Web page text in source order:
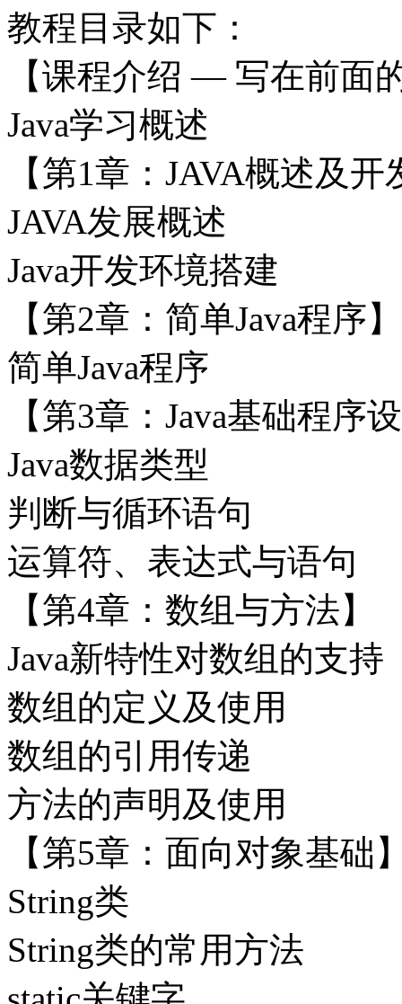
教程目录如下：
【课程介绍 — 写在前面
Java学习概述
【第1章：JAVA概述及
JAVA发展概述
Java开发环境搭建
【第2章：简单Java程序】
简单Java程序
【第3章：Java基础程序
Java数据类型
判断与循环语句
运算符、表达式与语句
【第4章：数组与方法】
Java新特性对数组的支持
数组的定义及使用
数组的引用传递
方法的声明及使用
【第5章：面向对象基础
String类
String类的常用方法